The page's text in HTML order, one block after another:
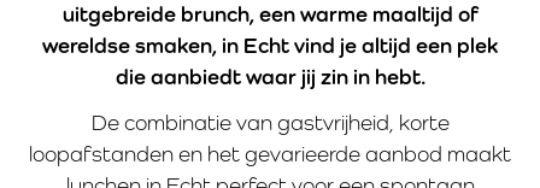
uitgebreide brunch, een warme maaltijd of
wereldse smaken, in Echt vind je altijd een plek
die aanbiedt waar jij zin in hebt.
De combinatie van gastvrijheid, korte
loopafstanden en het gevarieerde aanbod maakt